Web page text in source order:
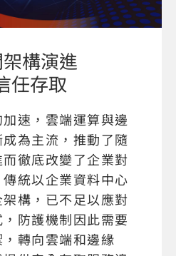
架構演進
任存取
速，雲端運算與邊
為主流，推動了隨
徹底改變了企業對
統以企業資料中心
構，已不足以應對
防護機制因此需要
轉向雲端和邊緣